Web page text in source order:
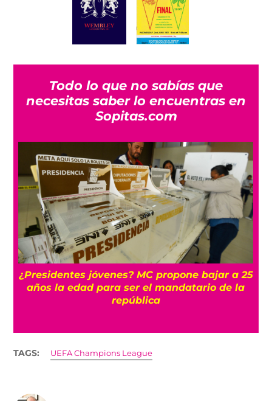
Todo lo que no sabías que
necesitas saber lo encuentras en
Sopitas.com
¿Presidentes jóvenes? MC propone bajar a 25
años la edad para ser el mandatario de la
república
TAGS: UEFA Champions League